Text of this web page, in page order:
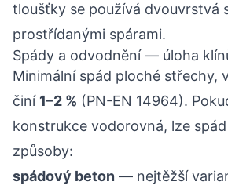
tloušťky se používá dvouvrstvá
prostřídanými spárami.
Spády a odvodnění — úloha
Minimální spád ploché střechy,
činí 1–2 % (PN-EN 14964).
konstrukce vodorovná, lze
způsoby:
spádový beton — nejtěžší